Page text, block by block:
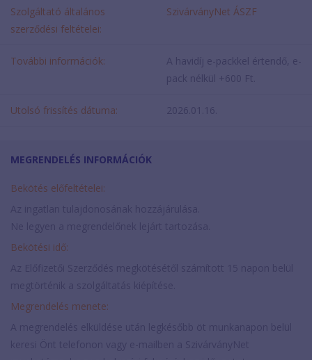
Szolgáltató általános
szerződési feltételei:
SzivárványNet ÁSZF
További információk:
A havidíj e-packkel értendő, e-
pack nélkül +600 Ft.
Utolsó frissítés dátuma: 2026.01.16.
MEGRENDELÉS INFORMÁCIÓK
Bekötés előfeltételei:
Bekötési idő:
Megrendelés menete: